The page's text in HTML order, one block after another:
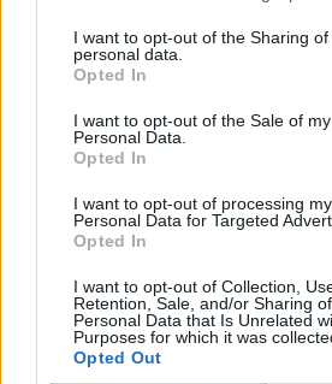
I want to opt-out of the Sharing of
personal data.
Opted In
I want to opt-out of the Sale of my
Personal Data.
Opted In
I want to opt-out of processing my
Personal Data for Targeted
Opted In
I want to opt-out of Collection,
Retention, Sale, and/or Sharing
Personal Data that Is Unrelated
Purposes for which it was
Opted Out